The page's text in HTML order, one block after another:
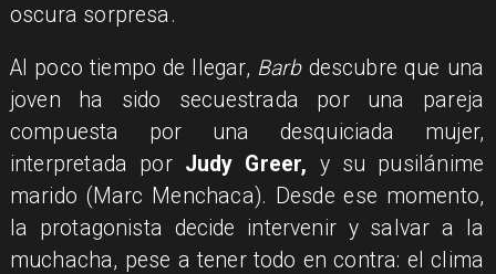
oscura sorpresa.
Al poco tiempo de llegar, Barb descubre que una
joven ha sido secuestrada por una pareja
compuesta por una desquiciada mujer,
interpretada por Judy Greer, y su pusilánime
marido (Marc Menchaca). Desde ese momento,
la protagonista decide intervenir y salvar a la
muchacha, pese a tener todo en contra: el clima